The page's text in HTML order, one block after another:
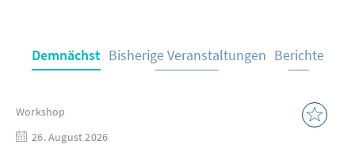
Demnächst Bisherige Veranstaltungen Berichte
Workshop
26. August 2026